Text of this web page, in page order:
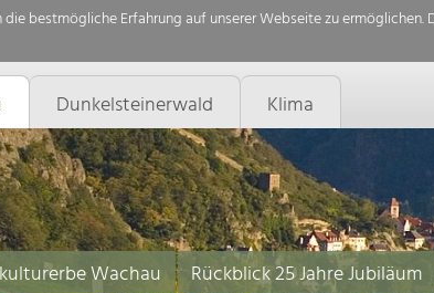
bestmögliche Erfahrung auf unserer Webseite zu
Dunkelsteinerwald Klima
Wachau Rückblick 25 Jahre Jubiläum